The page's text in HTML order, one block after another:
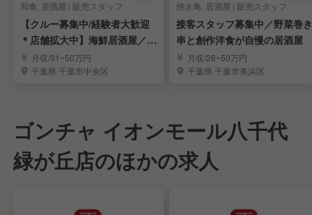
和食, 居酒屋 | 販売スタッフ
【クルー募集中/経験者大歓迎
＊店舗拡大中】海鮮居酒屋／繁
盛店／ベース給与◎
月収/31~50万円
千葉県 千葉市中央区
焼き鳥, 居酒屋 | 販売スタッフ
接客スタッフ募集中／野菜巻き
串と創作洋食が自慢の居酒屋
月収/28~50万円
千葉県 千葉市美浜区
ゴンチャ イオンモール八千代
緑が丘店のほかの求人